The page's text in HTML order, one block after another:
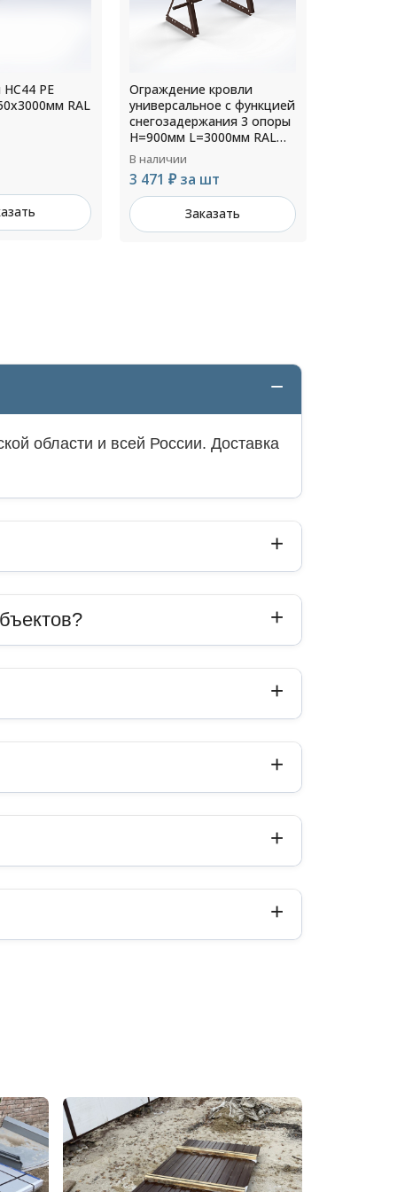
с функцией
3 опоры
Ограждение кровли для
фальцевой кровли 3
опоры H=900мм L=3000мм
RAL 3005
В наличии
3 588 ₽ за шт
Заказать
области и всей России. Доставка